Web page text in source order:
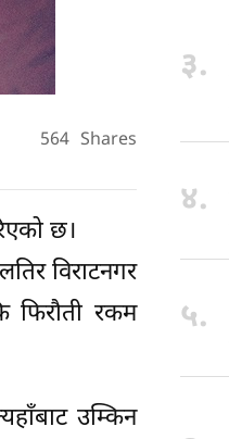
564 Shares
छ।
विराटनगर
फिरौती रकम
उम्किन
३.
४.
५.